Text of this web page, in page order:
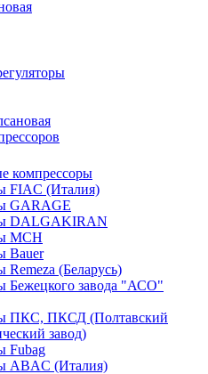
компрессоры
FIAC (Италия)
GARAGE
DALGAKIRAN
MCH
Bauer
Remeza (Беларусь)
Бежецкого завода "АСО"
ПКС, ПКСД (Полтавский
завод)
Fubag
ABAC (Италия)